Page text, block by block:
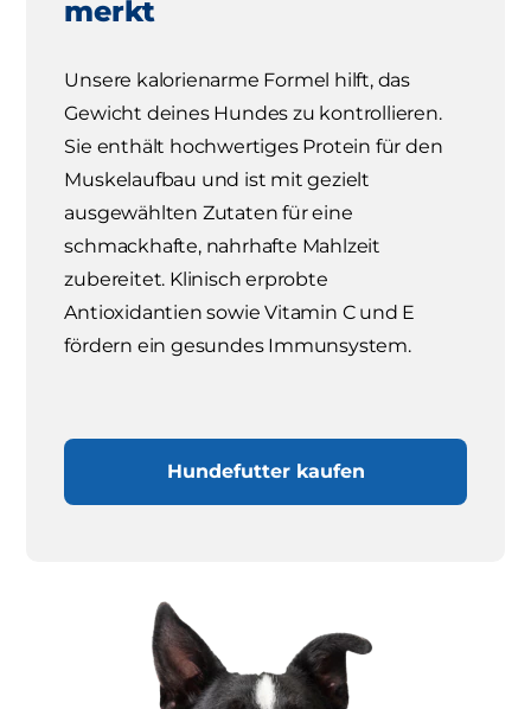
merkt
Unsere kalorienarme Formel hilft, das
Gewicht deines Hundes zu kontrollieren.
Sie enthält hochwertiges Protein für den
Muskelaufbau und ist mit gezielt
ausgewählten Zutaten für eine
schmackhafte, nahrhafte Mahlzeit
zubereitet. Klinisch erprobte
Antioxidantien sowie Vitamin C und E
fördern ein gesundes Immunsystem.
Hundefutter kaufen